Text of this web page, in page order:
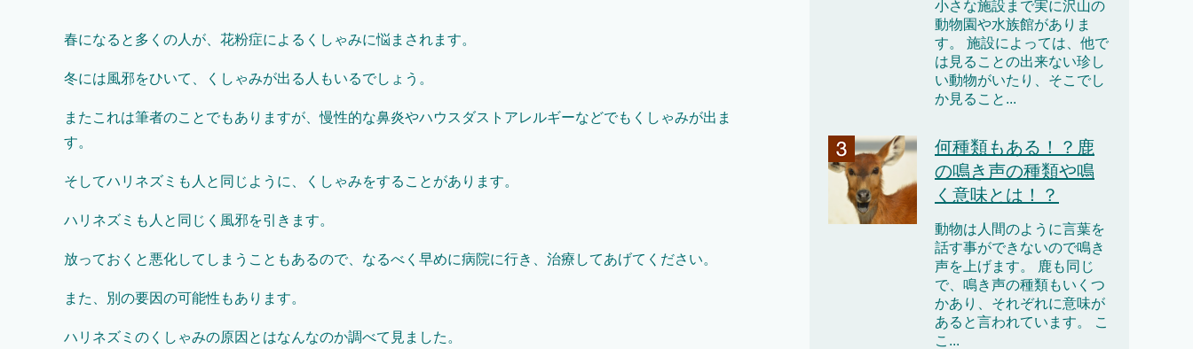
春になると多くの人が、花粉症によるくしゃみに悩まされます。
冬には風邪をひいて、くしゃみが出る人もいるでしょう。
またこれは筆者のことでもありますが、慢性的な鼻炎やハウスダストアレルギーなどでもくしゃみが出ま
す。
そしてハリネズミも人と同じように、くしゃみをすることがあります。
ハリネズミも人と同じく風邪を引きます。
放っておくと悪化してしまうこともあるので、なるべく早めに病院に行き、治療してあげてください。
また、別の要因の可能性もあります。
ハリネズミのくしゃみの原因とはなんなのか調べて見ました。
小さな施設まで実に沢山の
動物園や水族館がありま
す。 施設によっては、他で
は見ることの出来ない珍し
い動物がいたり、そこでし
か見ること...
何種類もある！？鹿
の鳴き声の種類や鳴
く意味とは！？
動物は人間のように言葉を
話す事ができないので鳴き
声を上げます。 鹿も同じ
で、鳴き声の種類もいくつ
かあり、それぞれに意味が
あると言われています。 こ
こ...